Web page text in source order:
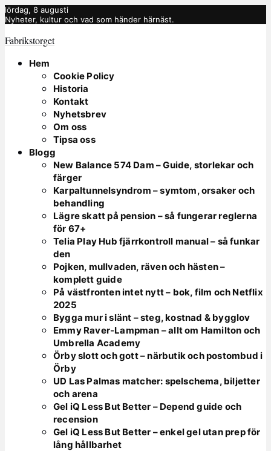
lördag, 8 augusti
Nyheter, kultur och vad som händer härnäst.
Fabrikstorget
Hem
Cookie Policy
Historia
Kontakt
Nyhetsbrev
Om oss
Tipsa oss
Blogg
New Balance 574 Dam – Guide, storlekar och
färger
Karpaltunnelsyndrom – symtom, orsaker och
behandling
Lägre skatt på pension – så fungerar reglerna
för 67+
Telia Play Hub fjärrkontroll manual – så funkar
den
Pojken, mullvaden, räven och hästen –
komplett guide
På västfronten intet nytt – bok, film och Netflix
2025
Bygga mur i slänt – steg, kostnad & bygglov
Emmy Raver-Lampman – allt om Hamilton och
Umbrella Academy
Örby slott och gott – närbutik och postombud i
Örby
UD Las Palmas matcher: spelschema, biljetter
och arena
Gel iQ Less But Better – Depend guide och
recension
Gel iQ Less But Better – enkel gel utan prep för
lång hållbarhet